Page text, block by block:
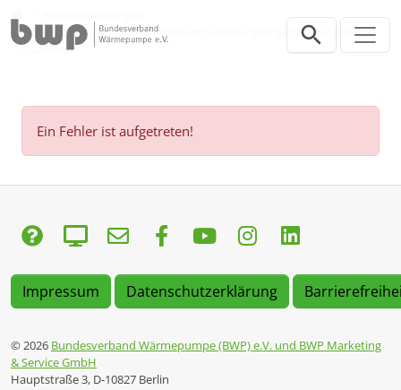
Wärmetagung 2017: Wärmepumpenlösungen für Siedlungen und
Quartiere
Ein Fehler ist aufgetreten!
Impressum Datenschutzerklärung
© 2026 Bundesverband Wärmepumpe (BWP) e.V. und BWP Marketing
& Service GmbH
Hauptstraße 3, D-10827 Berlin